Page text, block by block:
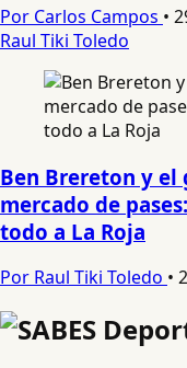
Por Carlos Campos •
Raul Tiki Toledo
Ben Brereton y el
mercado de
todo a La Roja
Por Raul Tiki Toledo •